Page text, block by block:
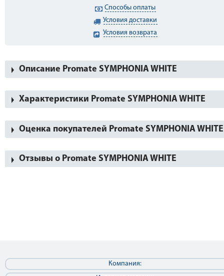
Способы оплаты
Условия доставки
Условия возврата
Описание Promate SYMPHONIA WHITE
Характеристики Promate SYMPHONIA WHITE
Оценка покупателей Promate SYMPHONIA WHITE
Отзывы о Promate SYMPHONIA WHITE
Компания: